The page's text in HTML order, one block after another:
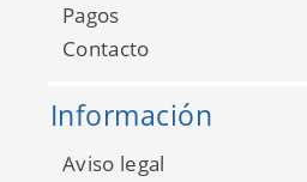
Seyyah 1301-2
Pagos
Contacto
Información
Aviso legal